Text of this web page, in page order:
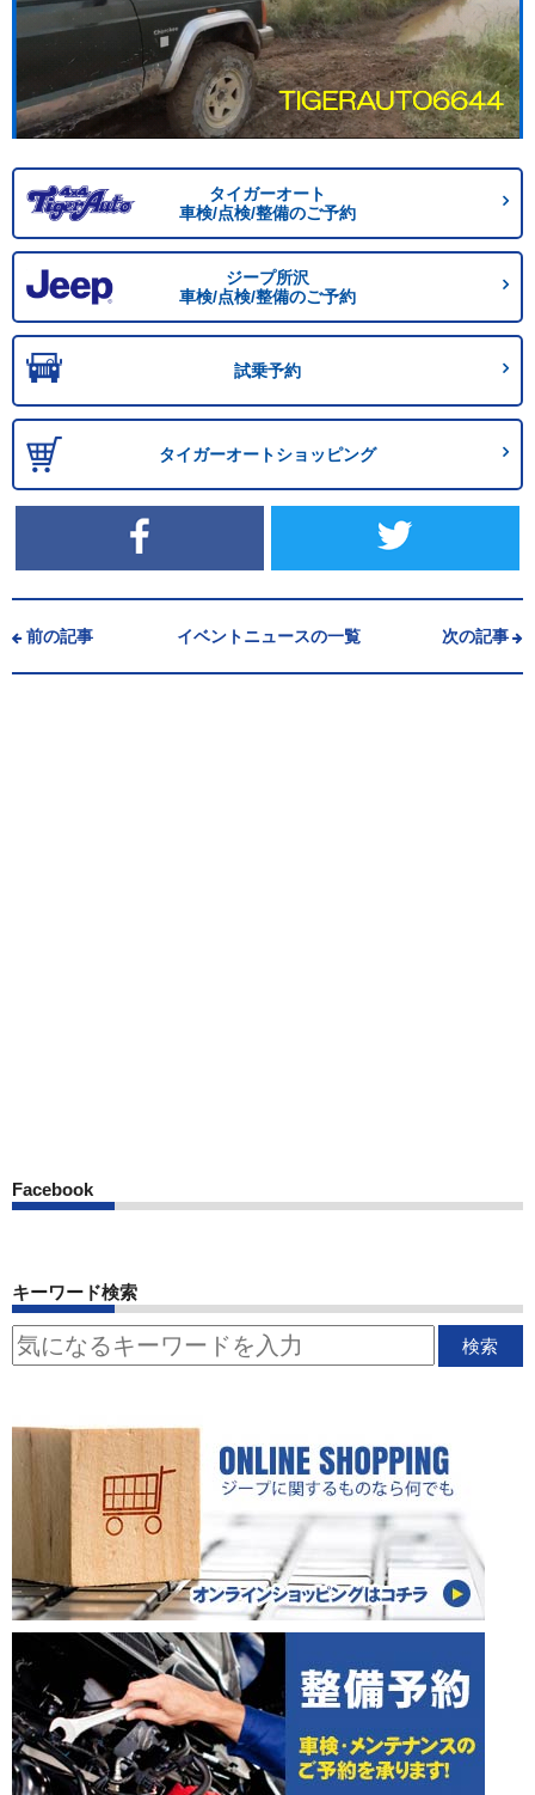
タイガーオート
車検/点検/整備のご予約
ジープ所沢
車検/点検/整備のご予約
試乗予約
タイガーオートショッピング
前の記事 イベントニュースの一覧 次の記事
Facebook
キーワード検索